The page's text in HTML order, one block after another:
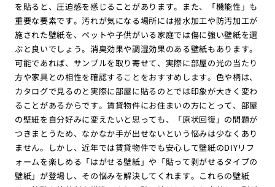
を貼ると、圧迫感を感じることがあります。また、「機能性」も
重要な要素です。汚れが気になる場所には撥水加工や防汚加工が
施された壁紙を、ペットや子供がいる家庭では傷に強い壁紙を選
ぶと良いでしょう。消臭効果や調湿効果のある壁紙もあります。
可能であれば、サンプルを取り寄せて、実際に部屋の光の当たり
方や家具との相性を確認することをおすすめします。色や柄は、
カタログで見るのと実際に部屋に貼るのとでは印象が大きく変わ
ることがあるからです。賃貸物件にお住まいの方にとって、部屋
の壁紙を自分好みに変えたいと思っても、「原状回復」の問題が
つきまとうため、なかなか手が出せないという悩みは少なくあり
ません。しかし、近年では賃貸物件でも安心して壁紙のDIYリフ
ォームを楽しめる「はがせる壁紙」や「貼って剥がせるタイプの
壁紙」が登場し、その悩みを解決してくれます。これらの壁紙